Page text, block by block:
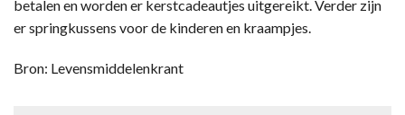
betalen en worden er kerstcadeautjes uitgereikt. Verder zijn
er springkussens voor de kinderen en kraampjes.
Bron: Levensmiddelenkrant